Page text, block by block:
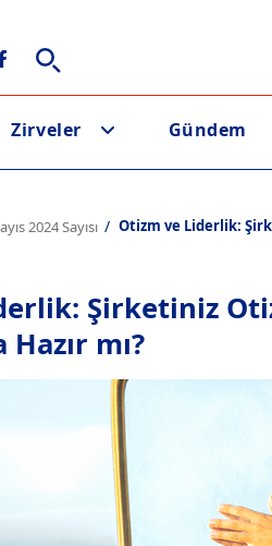
Zirveler Gündem
2024 Sayısı Otizm ve Liderlik:
Şirketiniz
mı?